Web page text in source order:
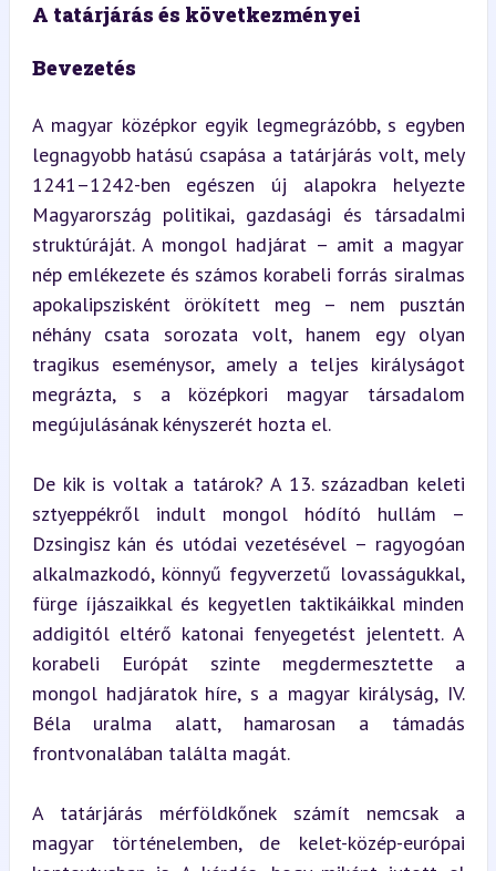
A tatárjárás és következményei
Bevezetés
A magyar középkor egyik legmegrázóbb, s egyben
legnagyobb hatású csapása a tatárjárás volt, mely
1241–1242-ben egészen új alapokra helyezte
Magyarország politikai, gazdasági és társadalmi
struktúráját. A mongol hadjárat – amit a magyar
nép emlékezete és számos korabeli forrás siralmas
apokalipszisként örökített meg – nem pusztán
néhány csata sorozata volt, hanem egy olyan
tragikus eseménysor, amely a teljes királyságot
megrázta, s a középkori magyar társadalom
megújulásának kényszerét hozta el.
De kik is voltak a tatárok? A 13. században keleti
sztyeppékről indult mongol hódító hullám –
Dzsingisz kán és utódai vezetésével – ragyogóan
alkalmazkodó, könnyű fegyverzetű lovasságukkal,
fürge íjászaikkal és kegyetlen taktikáikkal minden
addigitól eltérő katonai fenyegetést jelentett. A
korabeli Európát szinte megdermesztette a
mongol hadjáratok híre, s a magyar királyság, IV.
Béla uralma alatt, hamarosan a támadás
frontvonalában találta magát.
A tatárjárás mérföldkőnek számít nemcsak a
magyar történelemben, de kelet-közép-európai